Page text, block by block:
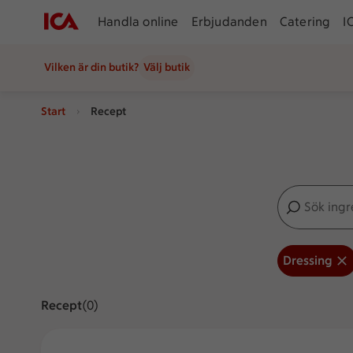
Handla online Erbjudanden Catering
Vilken är din butik? Välj butik
Start Recept
Sök
Inga förslag
Dressing
ReceptVisar 0 stycken
(0)